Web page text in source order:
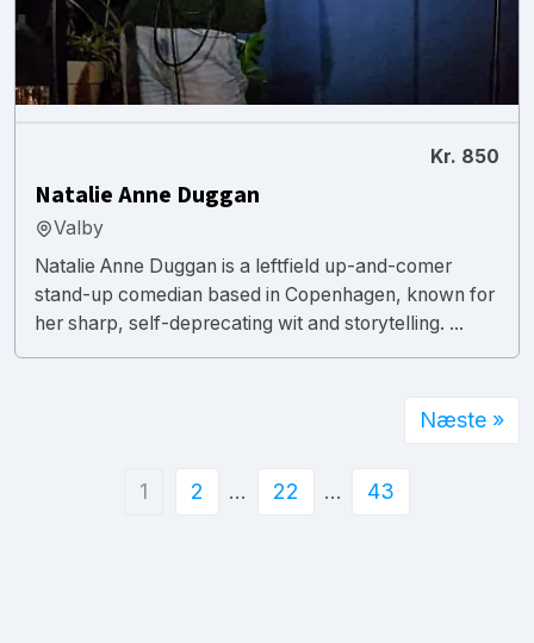
Kr. 850
Natalie Anne Duggan
Valby
Natalie Anne Duggan is a leftfield up-and-comer
stand-up comedian based in Copenhagen, known for
her sharp, self-deprecating wit and storytelling. ...
1 2 … 22 … 43
Næste »